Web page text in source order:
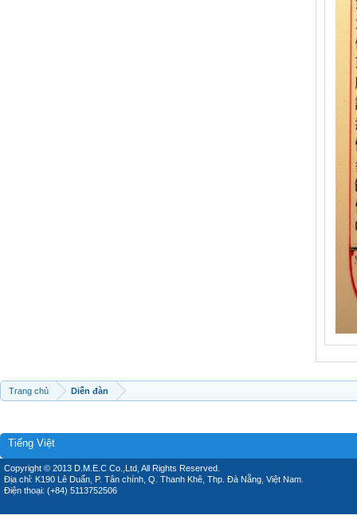
Trang chủ Diễn đàn
Tiếng Việt
Copyright © 2013 D.M.E.C Co.,Ltd, All Rights Reserved.
Địa chỉ: K190 Lê Duẩn, P. Tân chính, Q. Thanh Khê, Thp. Đà Nẵng, Việt Nam.
Điện thoại: (+84) 5113752506